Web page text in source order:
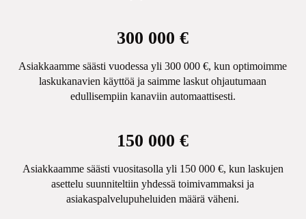
300 000 €
Asiakkaamme säästi vuodessa yli 300 000 €, kun optimoimme
laskukanavien käyttöä ja saimme laskut ohjautumaan
edullisempiin kanaviin automaattisesti.
150 000 €
Asiakkaamme säästi vuositasolla yli 150 000 €, kun laskujen
asettelu suunniteltiin yhdessä toimivammaksi ja
asiakaspalvelupuheluiden määrä väheni.